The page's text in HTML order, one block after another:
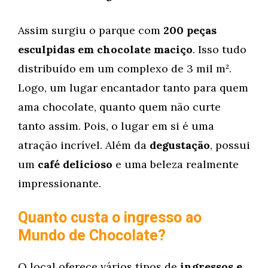
Assim surgiu o parque com 200 peças
esculpidas em chocolate maciço. Isso tudo
distribuído em um complexo de 3 mil m².
Logo, um lugar encantador tanto para quem
ama chocolate, quanto quem não curte
tanto assim. Pois, o lugar em si é uma
atração incrível. Além da degustação, possui
um café delicioso e uma beleza realmente
impressionante.
Quanto custa o ingresso ao
Mundo de Chocolate?